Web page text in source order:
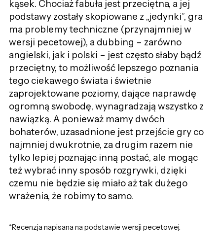
kąsek. Chociaż fabuła jest przeciętna, a jej
podstawy zostały skopiowane z „jedynki”, gra
ma problemy techniczne (przynajmniej w
wersji pecetowej), a dubbing – zarówno
angielski, jak i polski – jest często słaby bądź
przeciętny, to możliwość lepszego poznania
tego ciekawego świata i świetnie
zaprojektowane poziomy, dające naprawdę
ogromną swobodę, wynagradzają wszystko z
nawiązką. A ponieważ mamy dwóch
bohaterów, uzasadnione jest przejście gry co
najmniej dwukrotnie, za drugim razem nie
tylko lepiej poznając inną postać, ale mogąc
też wybrać inny sposób rozgrywki, dzięki
czemu nie będzie się miało aż tak dużego
wrażenia, że robimy to samo.
*Recenzja napisana na podstawie wersji pecetowej.